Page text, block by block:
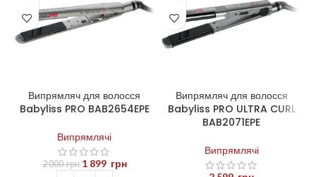
Випрямляч для волосся
Babyliss PRO BAB2654EPE
Випрямлячі
2 000грн 1 899 грн
Випрямляч для волосся
Babyliss PRO ULTRA CURL
BAB2071EPE
Випрямлячі